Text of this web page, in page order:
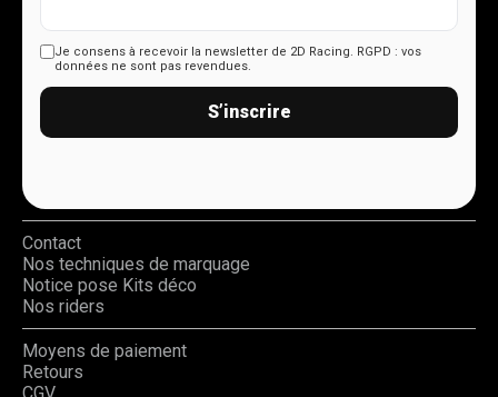
Je consens à recevoir la newsletter de 2D Racing. RGPD : vos
données ne sont pas revendues.
S’inscrire
Contact
Nos techniques de marquage
Notice pose Kits déco
Nos riders
Moyens de paiement
Retours